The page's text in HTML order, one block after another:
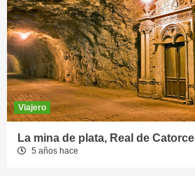
Viajero
La mina de plata, Real de Catorce
5 años hace